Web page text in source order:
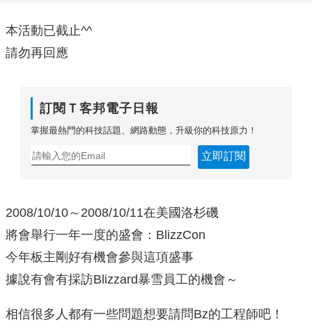
本活動已截止^^
請勿再回應
訂閱Ｔ客邦電子日報
掌握最熱門的科技話題、網路動態，升級你的科技原力！
立即訂閱
2008/10/10～2008/10/11在美國洛杉磯
將會舉行一年一度的盛會：BlizzCon
今年板主剛好有機會參與這項盛事
據說有會有採訪Blizzard暴雪員工的機會～
相信很多人都有一些問題想要請問Bz的工程師吧！